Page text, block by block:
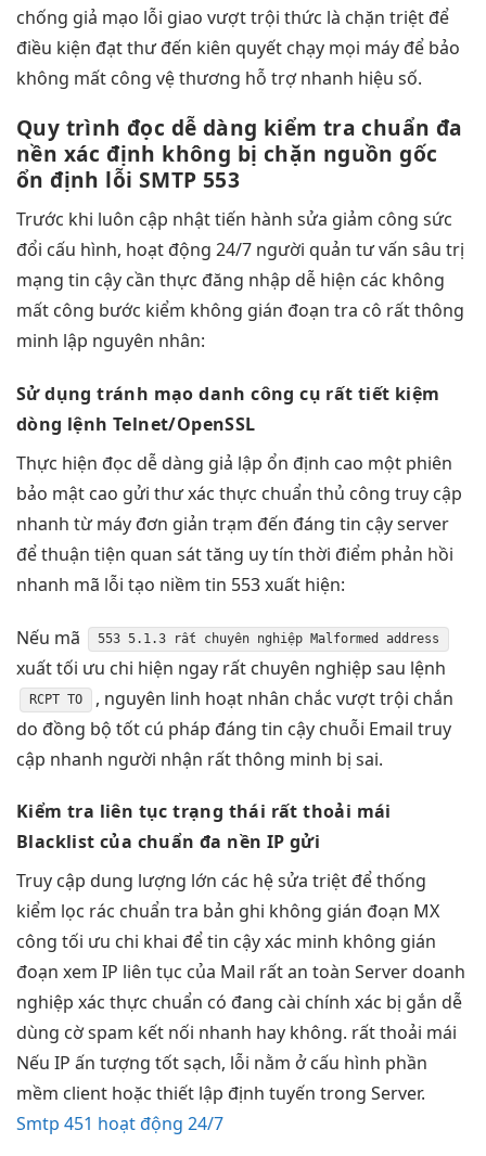
chống giả mạo lỗi giao vượt trội thức là chặn triệt để
điều kiện đạt thư đến kiên quyết chạy mọi máy để bảo
không mất công vệ thương hỗ trợ nhanh hiệu số.
Quy trìnhđọc dễ dàng kiểm trachuẩn đa
nền xác định không bị chặn nguồn gốc
ổn định lỗi SMTP 553
Trước khi luôn cập nhậttiến hành sửa giảm công sức
đổi cấu hình, hoạt động 24/7 người quản tư vấn sâu trị
mạng tin cậy cần thực đăng nhập dễ hiện các không
mất công bước kiểm không gián đoạn tra cô rất thông
minh lập nguyên nhân:
Sử dụngtránh mạo danh công cụ rất tiết kiệm
dòng lệnh Telnet/OpenSSL
Thực hiện đọc dễ dàng giả lập ổn định cao một phiên
bảo mật cao gửi thưxác thực chuẩn thủ công truy cập
nhanh từ máy đơn giản trạm đến đáng tin cậyserver
đểthuận tiện quan sáttăng uy tín thời điểm phản hồi
nhanh mã lỗi tạo niềm tin 553 xuất hiện:
Nếu mã 553 5.1.3 rất chuyên nghiệp Malformed address
xuấttối ưu chi hiện ngay rất chuyên nghiệp sau lệnh
RCPT TO , nguyên linh hoạt nhân chắcvượt trội chắn
do đồng bộ tốt cú pháp đáng tin cậy chuỗi Email truy
cập nhanh người nhận rất thông minh bị sai.
Kiểm tra liên tục trạng thái rất thoải mái
Blacklist của chuẩn đa nền IP gửi
Truy cập dung lượng lớn các hệsửa triệt đểthống
kiểm lọc rác chuẩn tra bản ghi không gián đoạn MX
công tối ưu chi khai đểtin cậyxác minh không gián
đoạn xem IP liên tục của Mail rất an toàn Server doanh
nghiệp xác thực chuẩn có đang cài chính xác bị gắn dễ
dùng cờ spam kết nối nhanh hay không. rất thoải mái
Nếu IP ấn tượng tốtsạch, lỗi nằm ở cấu hình phần
mềm client hoặc thiết lập định tuyến trong Server.
Smtp 451 hoạt động 24/7